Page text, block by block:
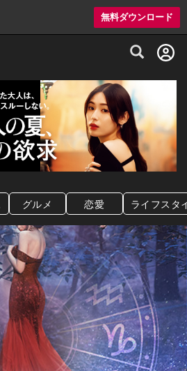
無料ダウンロード
グルメ情報・プレミアムレストラン予約
グルメ 恋愛 ライフスタ